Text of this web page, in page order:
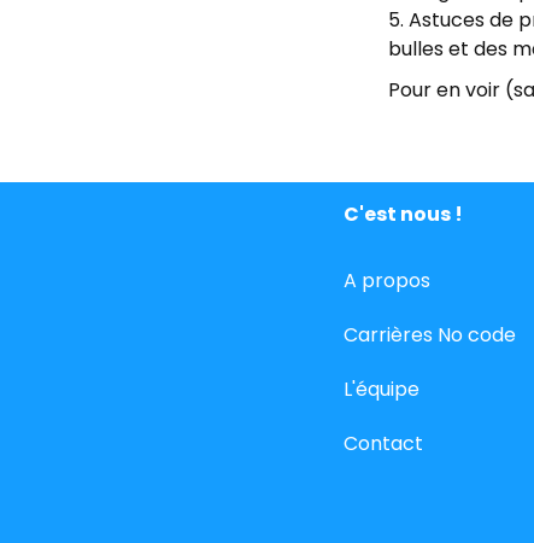
Astuces de
bulles et des
Pour en voir
C'est nous !
A propos
Carrières No code
L'équipe
Contact